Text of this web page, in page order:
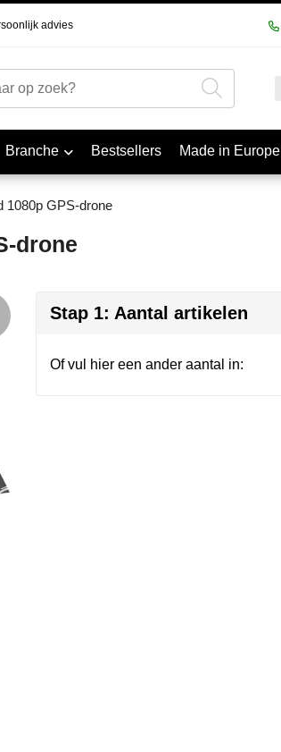
advies
Branche Bestsellers Made in Europe
1080p GPS-drone
drone
Stap 1: Aantal artikelen
Of vul hier een ander aantal in: